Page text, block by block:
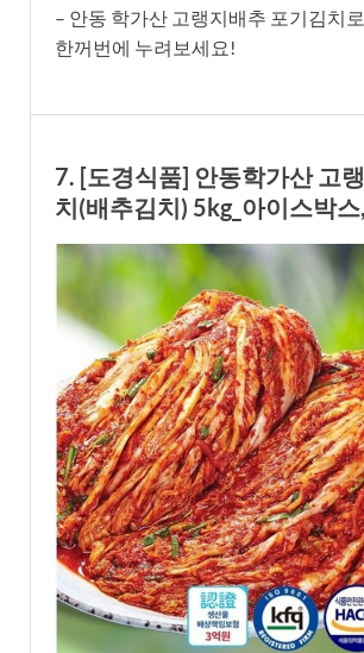
– 안동 학가산 고랭지배추 포기김치
한꺼번에 누려보세요!
7. [도경식품] 안동학가산 고
치(배추김치) 5kg_아이스박